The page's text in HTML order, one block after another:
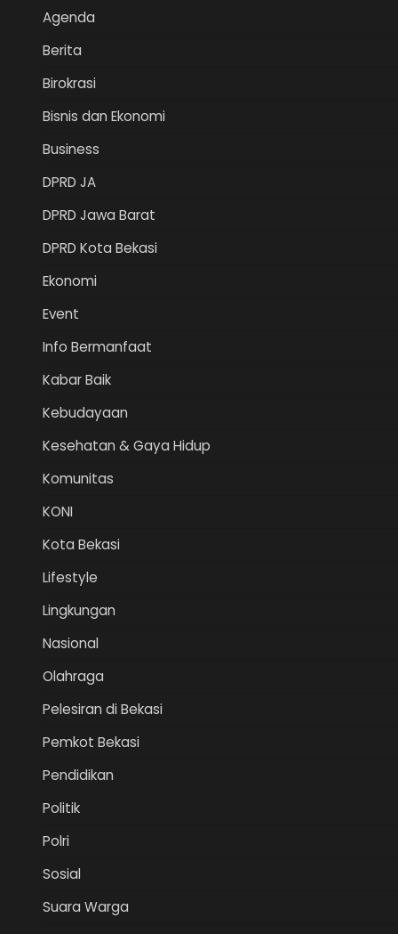
Agenda
Berita
Birokrasi
Bisnis dan Ekonomi
Business
DPRD JA
DPRD Jawa Barat
DPRD Kota Bekasi
Ekonomi
Event
Info Bermanfaat
Kabar Baik
Kebudayaan
Kesehatan & Gaya Hidup
Komunitas
KONI
Kota Bekasi
Lifestyle
Lingkungan
Nasional
Olahraga
Pelesiran di Bekasi
Pemkot Bekasi
Pendidikan
Politik
Polri
Sosial
Suara Warga